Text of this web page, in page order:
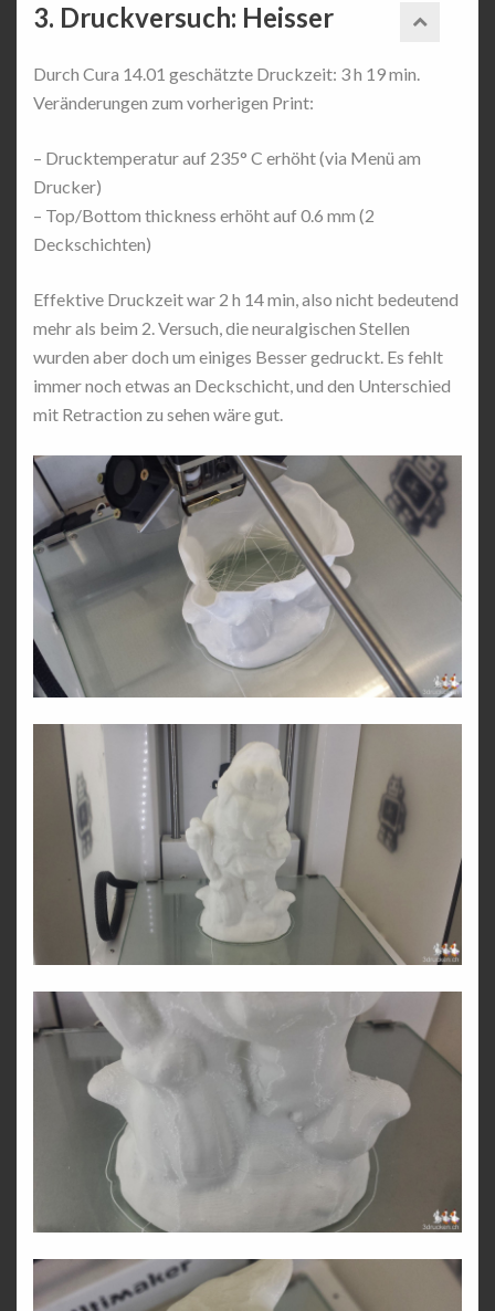
3. Druckversuch: Heisser
Durch Cura 14.01 geschätzte Druckzeit: 3 h 19 min.
Veränderungen zum vorherigen Print:
– Drucktemperatur auf 235° C erhöht (via Menü am
Drucker)
– Top/Bottom thickness erhöht auf 0.6 mm (2
Deckschichten)
Effektive Druckzeit war 2 h 14 min, also nicht bedeutend
mehr als beim 2. Versuch, die neuralgischen Stellen
wurden aber doch um einiges Besser gedruckt. Es fehlt
immer noch etwas an Deckschicht, und den Unterschied
mit Retraction zu sehen wäre gut.